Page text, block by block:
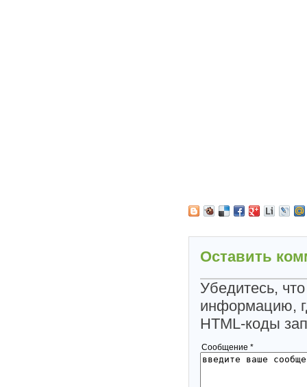
Оставить
Убедитесь,
информацию,
HTML-коды
Сообщение *